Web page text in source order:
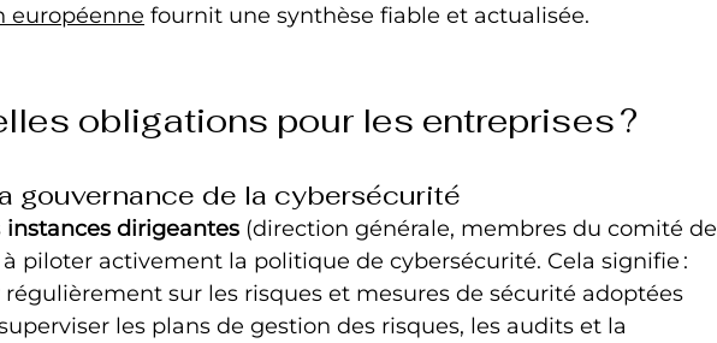
européenne fournit une synthèse fiable et actualisée.
obligations pour les entreprises ?
gouvernance de la cybersécurité
instances dirigeantes (direction générale, membres du comité de
piloter activement la politique de cybersécurité. Cela signifie :
régulièrement sur les risques et mesures de sécurité adoptées
les plans de gestion des risques, les audits et la